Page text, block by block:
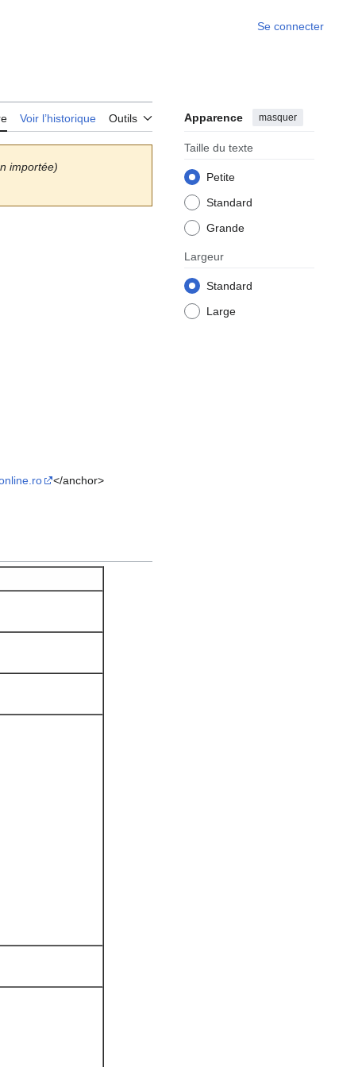
Se connecter
Voir l’historique Outils Apparence masquer
Taille du texte
Petite
Standard
Grande
Largeur
Standard
Large
importée)
</anchor>